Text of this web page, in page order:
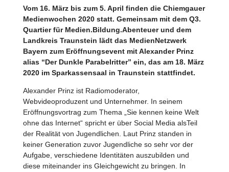
Vom 16. März bis zum 5. April finden die Chiemgauer
Medienwochen 2020 statt. Gemeinsam mit dem Q3.
Quartier für Medien.Bildung.Abenteuer und dem
Landkreis Traunstein lädt das MedienNetzwerk
Bayern zum Eröffnungsevent mit Alexander Prinz
alias “Der Dunkle Parabelritter” ein, das am 18. März
2020 im Sparkassensaal in Traunstein stattfindet.
Alexander Prinz ist Radiomoderator,
Webvideoproduzent und Unternehmer. In seinem
Eröffnungsvortrag zum Thema „Sie kennen keine Welt
ohne das Internet“ spricht er über Social Media alsTeil
der Realität von Jugendlichen. Laut Prinz standen in
keiner Generation zuvor Jugendliche so sehr vor der
Aufgabe, verschiedene Identitäten auszubilden und
diese miteinander ins Gleichgewicht zu bringen. In